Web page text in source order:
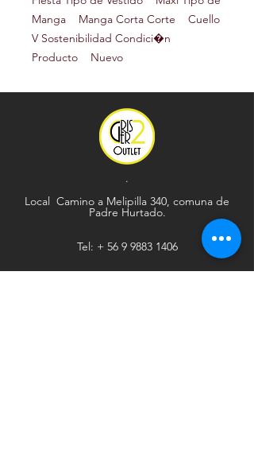
Manga Manga Corta Corte Cuello
V Sostenibilidad Condici�n
Producto Nuevo
.
Local Camino a Melipilla 340, comuna de
Padre Hurtado.
Tel: + 56 9 9883 1406